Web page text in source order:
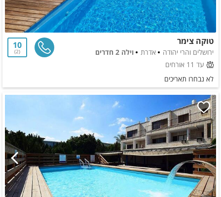
טוקה צימר
ירושלים והרי יהודה אדרת
וילה 2 חדרים
עד 11 אורחים
10
2
לא נבחרו תאריכים